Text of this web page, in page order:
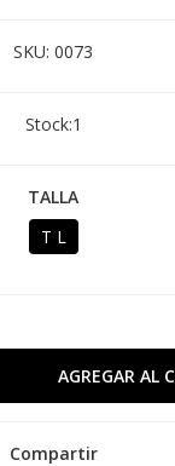
SKU: 0073
Stock:1
TALLA
T L
Compartir